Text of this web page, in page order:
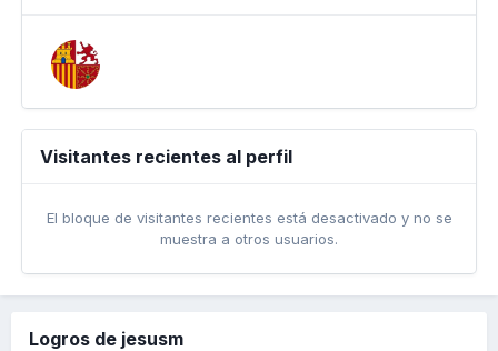
Visitantes recientes al perfil
El bloque de visitantes recientes está desactivado y no se
muestra a otros usuarios.
Logros de jesusm